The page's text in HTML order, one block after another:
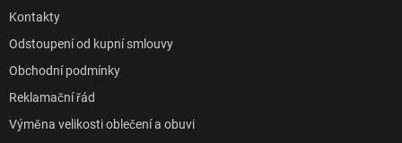
Kontakty
Odstoupení od kupní smlouvy
Obchodní podmínky
Reklamační řád
Výměna velikosti oblečení a obuvi